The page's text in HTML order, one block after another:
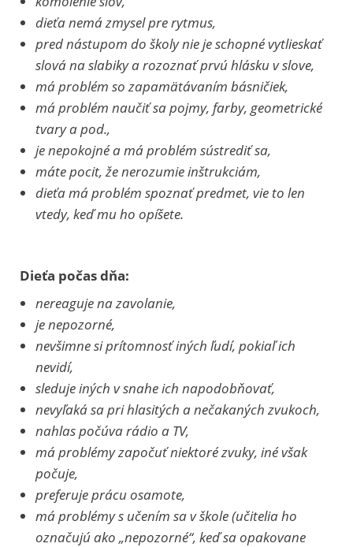
dieťa nemá zmysel pre rytmus,
pred nástupom do školy nie je schopné vytlieskať
slová na slabiky a rozoznať prvú hlásku v slove,
má problém so zapamätávaním básničiek,
má problém naučiť sa pojmy, farby, geometrické
tvary a pod.,
je nepokojné a má problém sústrediť sa,
máte pocit, že nerozumie inštrukciám,
dieťa má problém spoznať predmet, vie to len
vtedy, keď mu ho opíšete.
Dieťa počas dňa:
nereaguje na zavolanie,
je nepozorné,
nevšimne si prítomnosť iných ľudí, pokiaľ ich
nevidí,
sleduje iných v snahe ich napodobňovať,
nevyľaká sa pri hlasitých a nečakaných zvukoch,
nahlas počúva rádio a TV,
má problémy započuť niektoré zvuky, iné však
počuje,
preferuje prácu osamote,
má problémy s učením sa v škole (učitelia ho
označujú ako „nepozorné“, keď sa opakovane